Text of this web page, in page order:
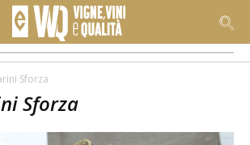
Sforza
Sforza